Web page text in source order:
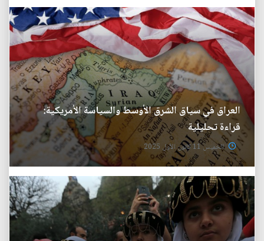
العراق في سياق الشرق الأوسط والسياسة الأمريكية:
قراءة تحليلية
الخميس 11 كانون الأول 2025